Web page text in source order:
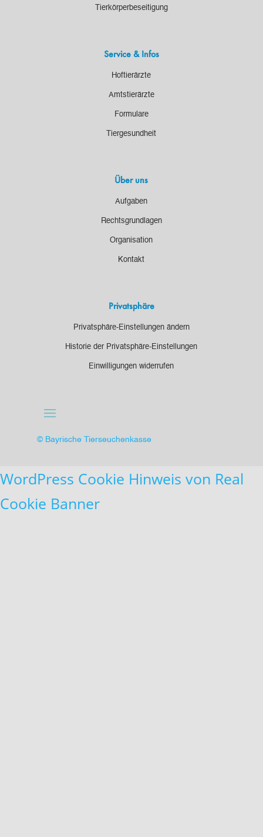
Tierkörperbeseitigung
Service & Infos
Hoftierärzte
Amtstierärzte
Formulare
Tiergesundheit
Über uns
Aufgaben
Rechtsgrundlagen
Organisation
Kontakt
Privatsphäre
Privatsphäre-Einstellungen ändern
Historie der Privatsphäre-Einstellungen
Einwilligungen widerrufen
© Bayrische Tierseuchenkasse
WordPress Cookie Hinweis von Real
Cookie Banner